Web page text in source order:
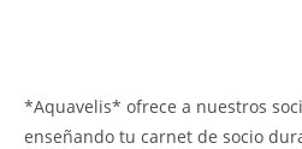
*Aquavelis* ofrece a nuestros
enseñando tu carnet de socio